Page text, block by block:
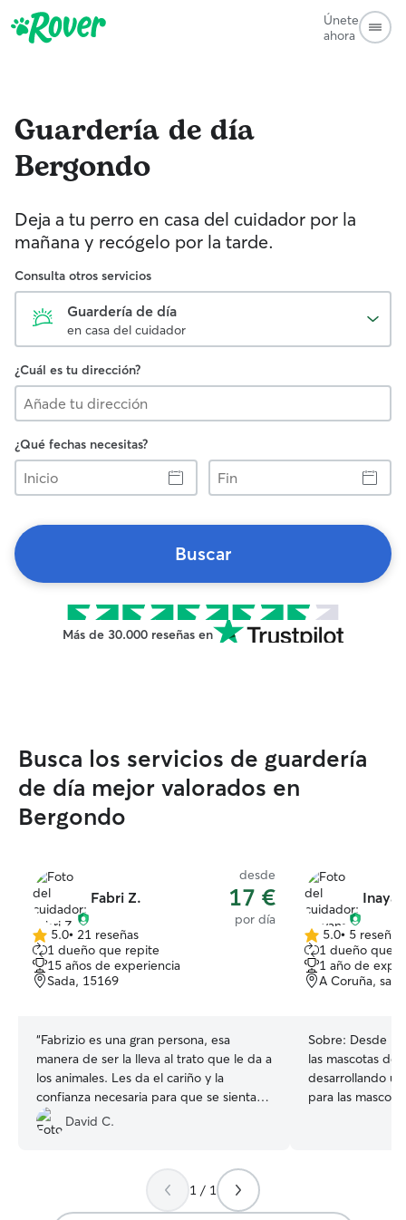
Únete
ahora
Guardería de día
Bergondo
Deja a tu perro en casa del cuidador por la
mañana y recógelo por la tarde.
Consulta otros servicios
Guardería de día
en casa del cuidador
¿Cuál es tu dirección?
¿Qué fechas necesitas?
Inicio
Fin
Buscar
Más de 30.000 reseñas en
Busca los servicios de guardería
de día mejor valorados en
Bergondo
Fabri Z.
desde
17 €
por día
5.0
de
5
estrellas
5.0• 21 reseñas
1 dueño que repite
15 años de experiencia
Sada, 15169
“Fabrizio es una gran persona, esa
manera de ser la lleva al trato que le da a
los animales. Les da el cariño y la
confianza necesaria para que se sientan
como en casa, con la consecuente
tranquilidad para el que se lo deja. Vas
van pasando los días. Muchas gracias
David C.
5.0
de
5
estrellas
5.0• 5 reseñas
1 dueño que
1 año de
A Coruña,
Sobre: Desde
las mascotas de
desarrollando
para las
parte! Actualmente estoy recién llegada,
1 / 1